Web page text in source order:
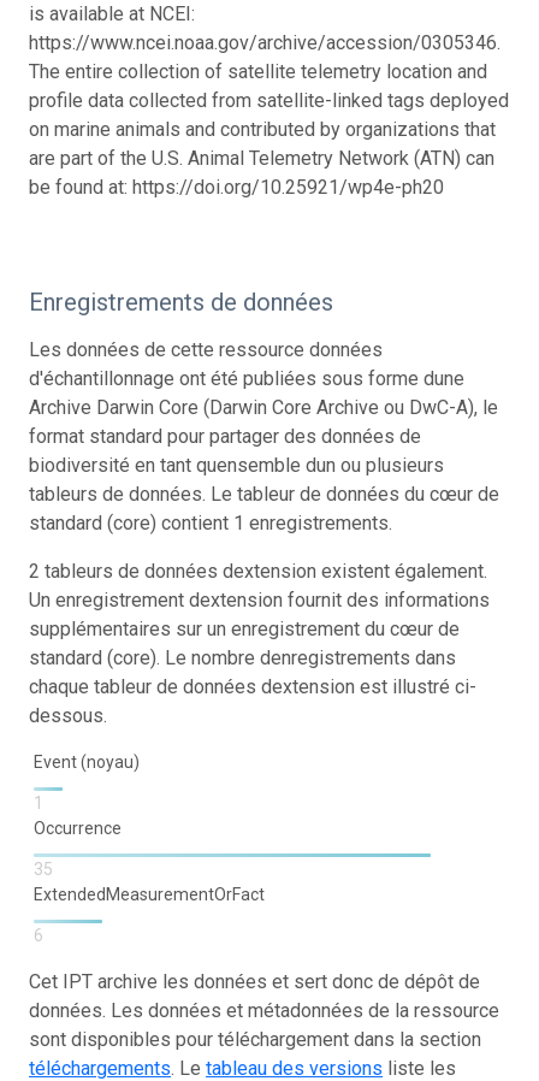
is available at NCEI:
https://www.ncei.noaa.gov/archive/accession/0305346.
The entire collection of satellite telemetry location and
profile data collected from satellite-linked tags deployed
on marine animals and contributed by organizations that
are part of the U.S. Animal Telemetry Network (ATN) can
be found at: https://doi.org/10.25921/wp4e-ph20
Enregistrements de données
Les données de cette ressource données
d'échantillonnage ont été publiées sous forme dune
Archive Darwin Core (Darwin Core Archive ou DwC-A), le
format standard pour partager des données de
biodiversité en tant quensemble dun ou plusieurs
tableurs de données. Le tableur de données du cœur de
standard (core) contient 1 enregistrements.
2 tableurs de données dextension existent également.
Un enregistrement dextension fournit des informations
supplémentaires sur un enregistrement du cœur de
standard (core). Le nombre denregistrements dans
chaque tableur de données dextension est illustré ci-
dessous.
Event (noyau)
1
Occurrence
35
ExtendedMeasurementOrFact
6
Cet IPT archive les données et sert donc de dépôt de
données. Les données et métadonnées de la ressource
sont disponibles pour téléchargement dans la section
téléchargements. Le tableau des versions liste les